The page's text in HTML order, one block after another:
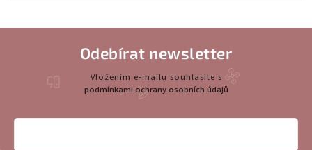
Odebírat newsletter
Vložením e-mailu souhlasíte s
podmínkami ochrany osobních údajů